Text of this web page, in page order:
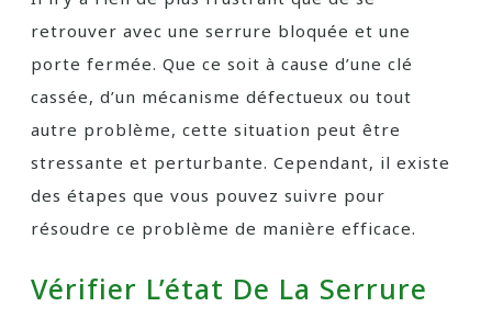
retrouver avec une serrure bloquée et une
porte fermée. Que ce soit à cause d’une clé
cassée, d’un mécanisme défectueux ou tout
autre problème, cette situation peut être
stressante et perturbante. Cependant, il existe
des étapes que vous pouvez suivre pour
résoudre ce problème de manière efficace.
Vérifier L’état De La Serrure